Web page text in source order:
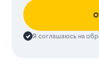
Я соглашаюсь на